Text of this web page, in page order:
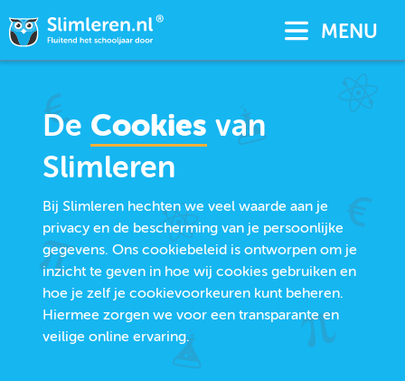
MENU
De Cookies van
Slimleren
Bij Slimleren hechten we veel waarde aan je
privacy en de bescherming van je persoonlijke
gegevens. Ons cookiebeleid is ontworpen om je
inzicht te geven in hoe wij cookies gebruiken en
hoe je zelf je cookievoorkeuren kunt beheren.
Hiermee zorgen we voor een transparante en
veilige online ervaring.